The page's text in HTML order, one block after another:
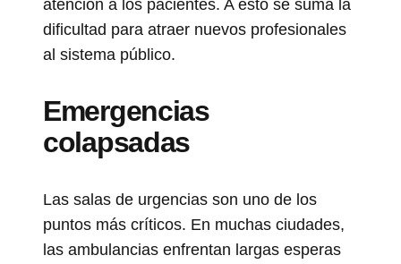
atención a los pacientes. A esto se suma la
dificultad para atraer nuevos profesionales
al sistema público.
Emergencias
colapsadas
Las salas de urgencias son uno de los
puntos más críticos. En muchas ciudades,
las ambulancias enfrentan largas esperas